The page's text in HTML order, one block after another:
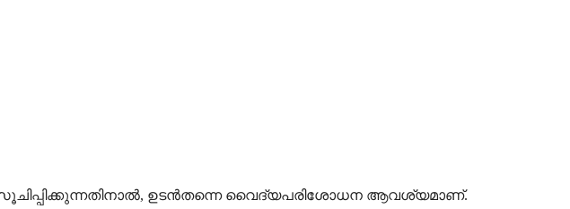
ഉടൻതന്നെ വൈദ്യപരിശോധന ആവശ്യമാണ്.